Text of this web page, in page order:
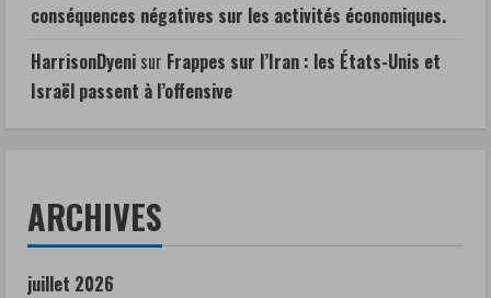
conséquences négatives sur les activités économiques.
HarrisonDyeni sur Frappes sur l’Iran : les États-Unis et
Israël passent à l’offensive
ARCHIVES
juillet 2026